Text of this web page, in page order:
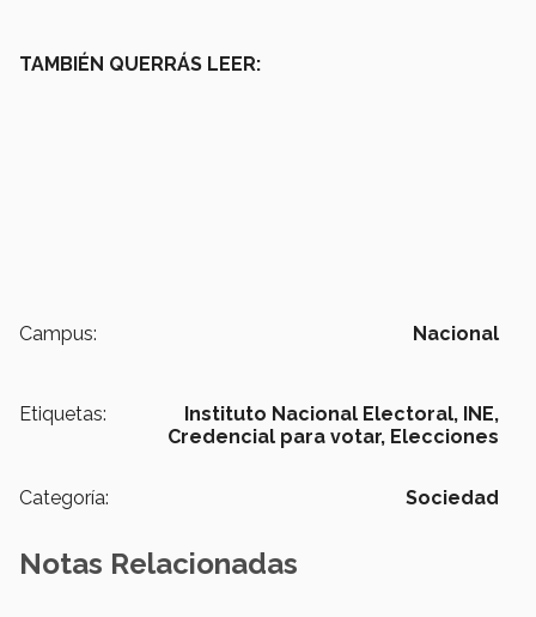
TAMBIÉN QUERRÁS LEER:
Campus: Nacional
Etiquetas: Instituto Nacional Electoral, INE,
Credencial para votar, Elecciones
Categoría: Sociedad
Notas Relacionadas